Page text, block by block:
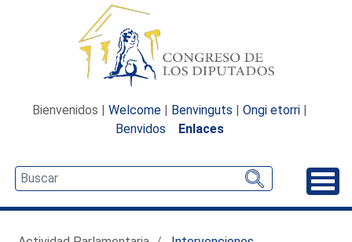
Bienvenidos | Welcome | Benvinguts | Ongi etorri |
Benvidos
Enlaces